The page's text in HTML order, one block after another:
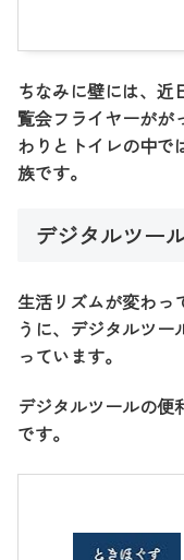
ちなみに壁には、近
覧会フライヤーがが
わりとトイレの中で
族です。
デジタルツー
生活リズムが変わっ
うに、デジタルツ
っています。
デジタルツールの便
です。